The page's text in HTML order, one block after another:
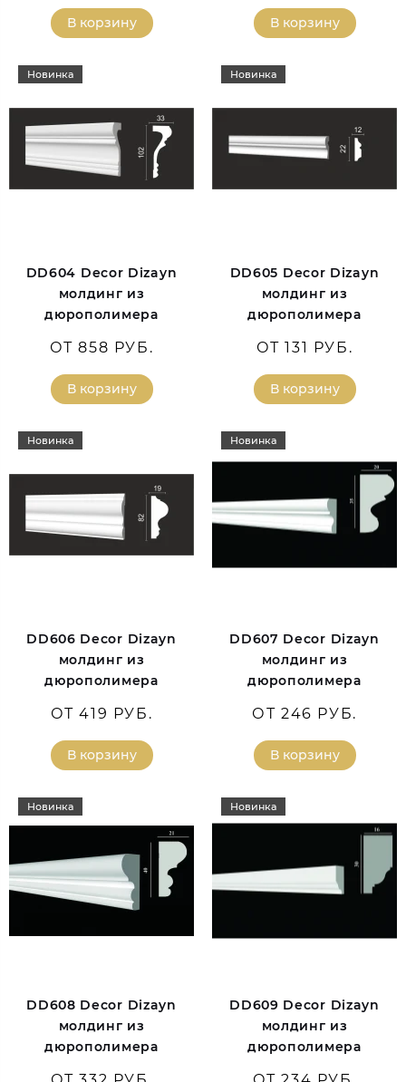
В корзину В корзину
Новинка
DD604 Decor Dizayn
молдинг из
дюрополимера
ОТ 858 РУБ.
В корзину
Новинка
DD605 Decor Dizayn
молдинг из
дюрополимера
ОТ 131 РУБ.
В корзину
Новинка
DD606 Decor Dizayn
молдинг из
дюрополимера
ОТ 419 РУБ.
В корзину
Новинка
DD607 Decor Dizayn
молдинг из
дюрополимера
ОТ 246 РУБ.
В корзину
Новинка
DD608 Decor Dizayn
молдинг из
дюрополимера
Новинка
DD609 Decor Dizayn
молдинг из
дюрополимера